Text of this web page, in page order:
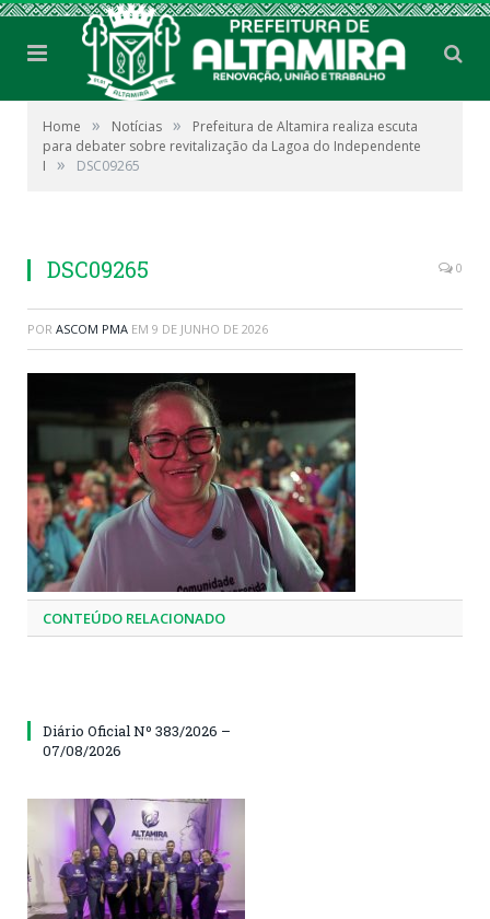
Home » Notícias »
Prefeitura de Altamira realiza escuta
para debater sobre revitalização da Lagoa do Independente
I
» DSC09265
DSC09265 0
POR ASCOM PMA EM 9 DE JUNHO DE 2026
CONTEÚDO RELACIONADO
Diário Oficial Nº 383/2026 –
07/08/2026